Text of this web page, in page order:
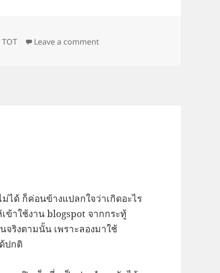
TOT Leave a commenton TOT ยอมปล่อยตัวประกันแล้ว
ได้ ก็ค่อนข้างแปลกใจว่าเกิดอะไร
าใช้งาน blogspot จากกระทู้
ริงตามนั้น เพราะลองมาใช้
ปกติ